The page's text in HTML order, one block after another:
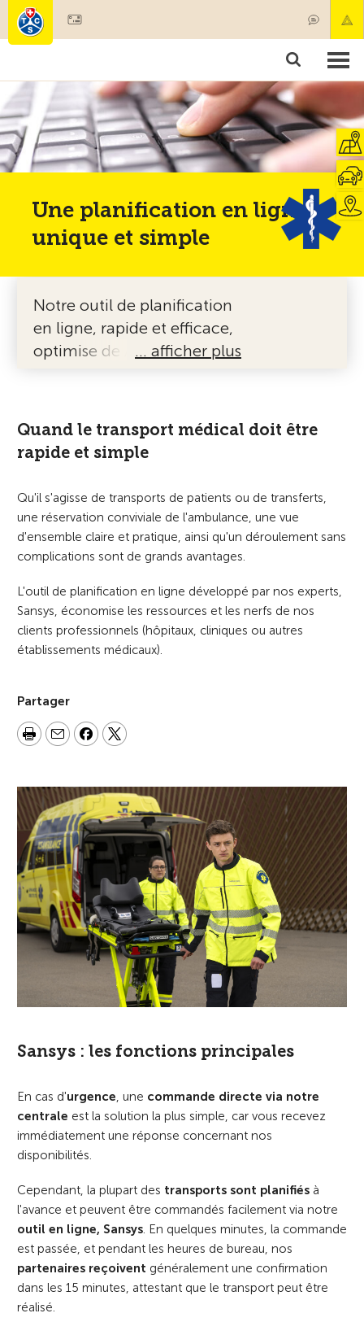
Produits & services
Une planification en ligne
unique et simple
Notre outil de planification
en ligne, rapide et efficace,
optimise de A à Z
l'ambulance.
… afficher plus
Quand le transport médical doit être
rapide et simple
Qu'il s'agisse de transports de patients ou de transferts,
une réservation conviviale de l'ambulance, une vue
d'ensemble claire et pratique, ainsi qu'un déroulement sans
complications sont de grands avantages.
L'outil de planification en ligne développé par nos experts,
Sansys, économise les ressources et les nerfs de nos
clients professionnels (hôpitaux, cliniques ou autres
établissements médicaux).
Partager
Sansys : les fonctions principales
En cas d'urgence , une commande directe via notre
centrale est la solution la plus simple, car vous recevez
immédiatement une réponse concernant nos
disponibilités.
Cependant, la plupart des transports sont planifiés à
l'avance et peuvent être commandés facilement via notre
outil en ligne, Sansys . En quelques minutes, la commande
est passée, et pendant les heures de bureau, nos
partenaires reçoivent généralement une confirmation
dans les 15 minutes, attestant que le transport peut être
réalisé.